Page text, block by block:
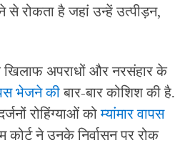
से रोकता है जहां उन्हें उत्पीड़न,
के खिलाफ अपराधों और नरसंहार के
भेजने कीबार-बार कोशिश की है.
रोहिंग्याओं कोम्यांमार वापस
ने उनके निर्वासन पर रोक